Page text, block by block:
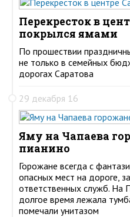
Перекресток в
покрылся ямами
По прошествии
не только в семейных
дорогах Саратова
29 декабря 16
Яму на Чапаева
пианино
Горожане всегда с
опасных мест на дороге,
ответственных служб. На
долгое время лежала
помечали унитазом